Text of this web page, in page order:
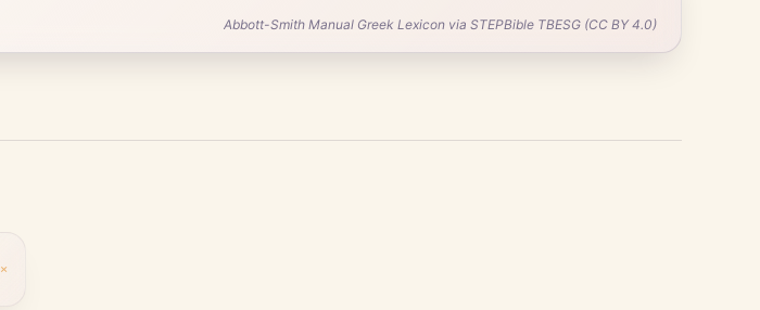
Abbott-Smith Manual Greek Lexicon via STEPBible TBESG (CC BY 4.0)
×